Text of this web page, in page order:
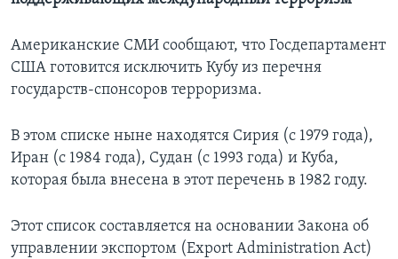
Языки
Американские СМИ сообщают, что Госдепартамент
США готовится исключить Кубу из перечня
государств-спонсоров терроризма.
В этом списке ныне находятся Сирия (с 1979 года),
Иран (с 1984 года), Судан (с 1993 года) и Куба,
которая была внесена в этот перечень в 1982 году.
Этот список составляется на основании Закона об
управлении экспортом (Export Administration Act)